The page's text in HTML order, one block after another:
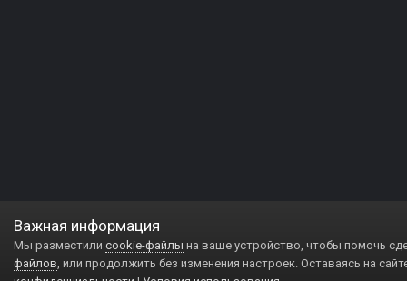
Важная информация
Мы разместили cookie-файлы на ваше устройство, чтобы помочь
файлов, или продолжить без изменения настроек. Оставаясь на